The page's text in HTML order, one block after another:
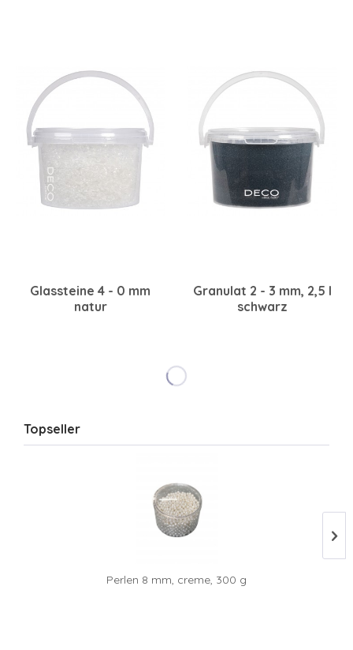
Glassteine 4 - 0 mm
natur
Granulat 2 - 3 mm, 2,5 l
schwarz
Topseller
Perlen 8 mm, creme, 300 g